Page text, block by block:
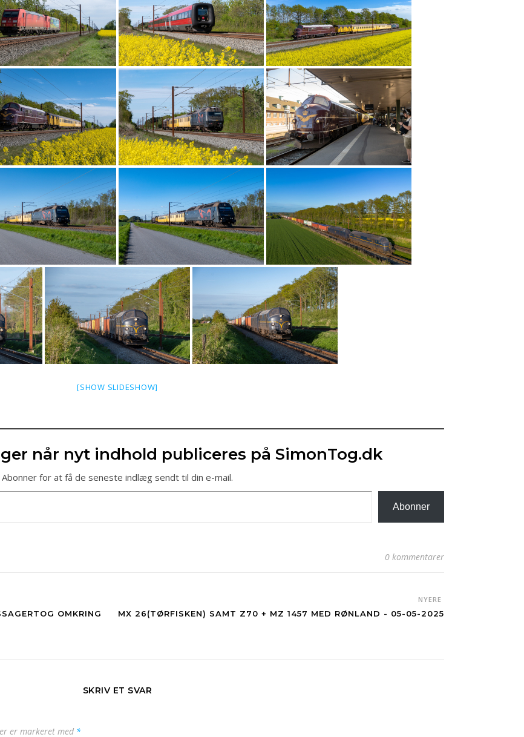
[SHOW SLIDESHOW]
når nyt indhold publiceres på SimonTog.dk
Abonner for at få de seneste indlæg sendt til din e-mail.
Abonner
0 kommentarer
OMKRING
NYERE
MX 26(TØRFISKEN) SAMT Z70 + MZ 1457 MED RØNLAND - 05-05-2025
SKRIV ET SVAR
er markeret med *